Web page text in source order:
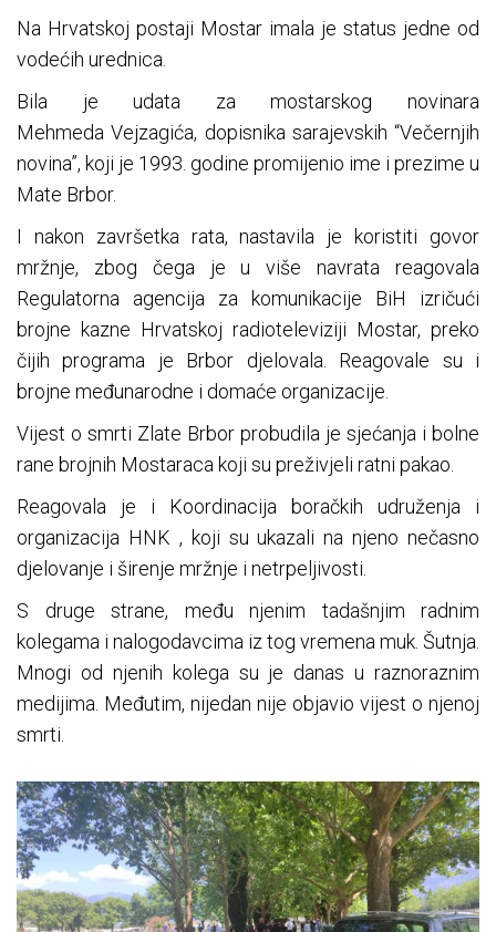
Na Hrvatskoj postaji Mostar imala je status jedne od
vodećih urednica.
Bila je udata za mostarskog novinara
Mehmeda Vejzagića, dopisnika sarajevskih “Večernjih
novina”, koji je 1993. godine promijenio ime i prezime u
Mate Brbor.
I nakon završetka rata, nastavila je koristiti govor
mržnje, zbog čega je u više navrata reagovala
Regulatorna agencija za komunikacije BiH izričući
brojne kazne Hrvatskoj radioteleviziji Mostar, preko
čijih programa je Brbor djelovala. Reagovale su i
brojne međunarodne i domaće organizacije.
Vijest o smrti Zlate Brbor probudila je sjećanja i bolne
rane brojnih Mostaraca koji su preživjeli ratni pakao.
Reagovala je i Koordinacija boračkih udruženja i
organizacija HNK , koji su ukazali na njeno nečasno
djelovanje i širenje mržnje i netrpeljivosti.
S druge strane, među njenim tadašnjim radnim
kolegama i nalogodavcima iz tog vremena muk. Šutnja.
Mnogi od njenih kolega su je danas u raznoraznim
medijima. Međutim, nijedan nije objavio vijest o njenoj
smrti.